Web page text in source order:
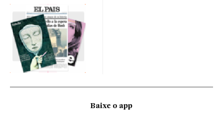
Baixe o app